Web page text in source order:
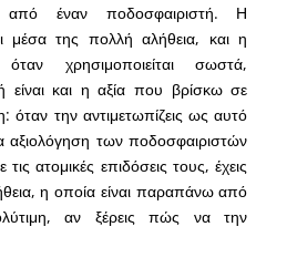
από έναν ποδοσφαιριστή. Η
μέσα της πολλή αλήθεια, και η
χρησιμοποιείται σωστά,
είναι και η αξία που βρίσκω σε
όταν την αντιμετωπίζεις ως αυτό
αξιολόγηση των ποδοσφαιριστών
τις ατομικές επιδόσεις τους, έχεις
η οποία είναι παραπάνω από
αν ξέρεις πώς να την